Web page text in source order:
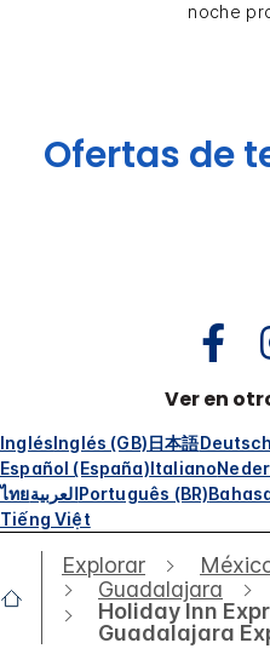
noche
Ofertas de
Ver en
InglésInglés (GB)日本語Deutsch
Español (España)Italiano
ไทยالعربيةPortuguês (BR)
Tiếng Việt
Explorar
Guadalajara
Holiday Inn
Guadalajara